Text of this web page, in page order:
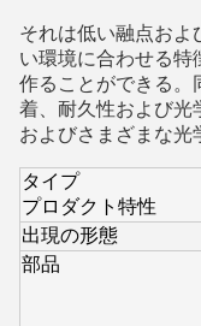
それは低い融点およ
い環境に合わせる特
作ることができる。
着、耐久性および光
およびさまざまな光
タイプ
プロダクト特性
出現の形態
部品